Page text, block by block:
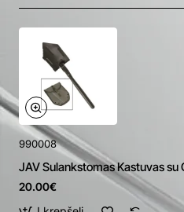
990008
JAV Sulankstomas Kastuvas su
20.00€